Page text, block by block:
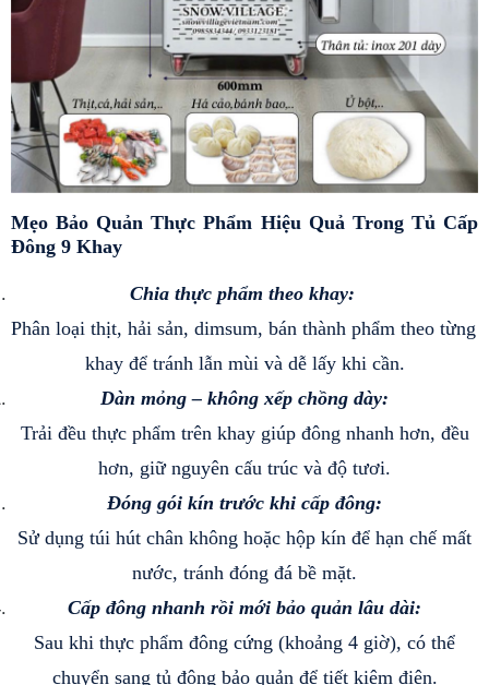
Mẹo Bảo Quản Thực Phẩm Hiệu Quả Trong Tủ Cấp
Đông 9 Khay
Chia thực phẩm theo khay:
Phân loại thịt, hải sản, dimsum, bán thành phẩm theo từng
khay để tránh lẫn mùi và dễ lấy khi cần.
Dàn mỏng – không xếp chồng dày:
hơn, giữ nguyên cấu trúc và độ tươi.
Đóng gói kín trước khi cấp đông:
nước, tránh đóng đá bề mặt.
Cấp đông nhanh rồi mới bảo quản lâu dài:
chuyển sang tủ đông bảo quản để tiết kiệm điện.